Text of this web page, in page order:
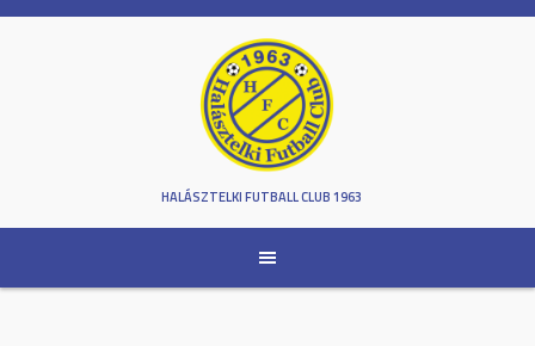
Skip
HALÁSZTELKI FUTBALL CLUB 1963